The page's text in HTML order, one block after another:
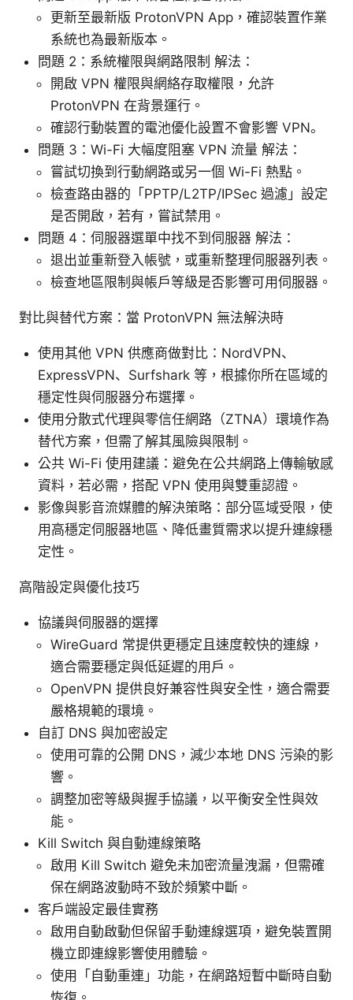
更新至最新版 ProtonVPN App，確認裝置作業
系統也為最新版本。
問題 2：系統權限與網路限制 解法：
開啟 VPN 權限與網絡存取權限，允許
ProtonVPN 在背景運行。
確認行動裝置的電池優化設置不會影響 VPN。
問題 3：Wi-Fi 大幅度阻塞 VPN 流量 解法：
嘗試切換到行動網路或另一個 Wi-Fi 熱點。
檢查路由器的「PPTP/L2TP/IPSec 過濾」設定
是否開啟，若有，嘗試禁用。
問題 4：伺服器選單中找不到伺服器 解法：
退出並重新登入帳號，或重新整理伺服器列表。
檢查地區限制與帳戶等級是否影響可用伺服器。
對比與替代方案：當 ProtonVPN 無法解決時
使用其他 VPN 供應商做對比：NordVPN、
ExpressVPN、Surfshark 等，根據你所在區域的
穩定性與伺服器分布選擇。
使用分散式代理與零信任網路（ZTNA）環境作為
替代方案，但需了解其風險與限制。
公共 Wi-Fi 使用建議：避免在公共網路上傳輸敏感
資料，若必需，搭配 VPN 使用與雙重認證。
影像與影音流媒體的解決策略：部分區域受限，使
用高穩定伺服器地區、降低畫質需求以提升連線穩
定性。
高階設定與優化技巧
協議與伺服器的選擇
WireGuard 常提供更穩定且速度較快的連線，
適合需要穩定與低延遲的用戶。
OpenVPN 提供良好兼容性與安全性，適合需要
嚴格規範的環境。
自訂 DNS 與加密設定
使用可靠的公開 DNS，減少本地 DNS 污染的影
響。
調整加密等級與握手協議，以平衡安全性與效
能。
Kill Switch 與自動連線策略
啟用 Kill Switch 避免未加密流量洩漏，但需確
保在網路波動時不致於頻繁中斷。
客戶端設定最佳實務
啟用自動啟動但保留手動連線選項，避免裝置開
機立即連線影響使用體驗。
使用「自動重連」功能，在網路短暫中斷時自動